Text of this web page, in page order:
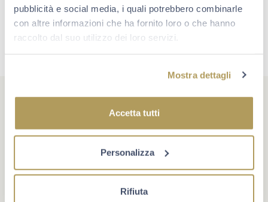
pubblicità e social media, i quali potrebbero combinarle
con altre informazioni che ha fornito loro o che hanno
raccolto dal suo utilizzo dei loro servizi.
Mostra dettagli
Accetta tutti
Personalizza
Rifiuta
#berlucchimoments
Che cosa rende un momento unico? A volte è un evento,
la voglia di star bene insieme. Scopri Berlucchi sui